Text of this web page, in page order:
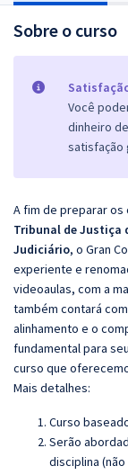
Sobre o curso
Você
dinheiro
satisfação
A fim de preparar os
Tribunal de Justiça
Judiciário, o Gran
experiente e
videoaulas, com a
também contará
alinhamento e o
fundamental para
curso que
Mais detalhes:
Curso
Serão
disciplina